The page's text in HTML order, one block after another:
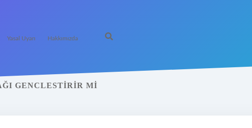
Yasal Uyarı Hakkımızda
GENCLESTIRIR MI